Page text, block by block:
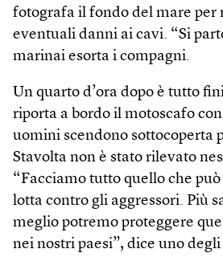
fotografa il fondo del mare per
eventuali danni ai cavi. “Si
marinai esorta i compagni.
Un quarto d’ora dopo è tutto
riporta a bordo il motoscafo
uomini scendono sottocoperta
Stavolta non è stato rilevato
“Facciamo tutto quello che
lotta contro gli aggressori. Più
meglio potremo proteggere
nei nostri paesi”, dice uno